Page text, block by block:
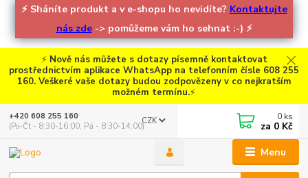
⚡ Sháníte produkt a v e-shopu ho nevidíte? Kontaktujte
nás zde-> pomůžeme vám ho sehnat :-) ⚡
⚡ Nově nás můžete s dotazy písemně kontaktovat
prostřednictvím aplikace WhatsApp na telefonním čísle 608 255
160. Veškeré vaše dotazy budou zodpovězeny v co nejkratším
možném termínu.⚡
Menu
CZK
+420 608 255 160
(Po-Čt - 8:30-16:00, Pá - 8:30-14:00)
0 ks
za 0 Kč